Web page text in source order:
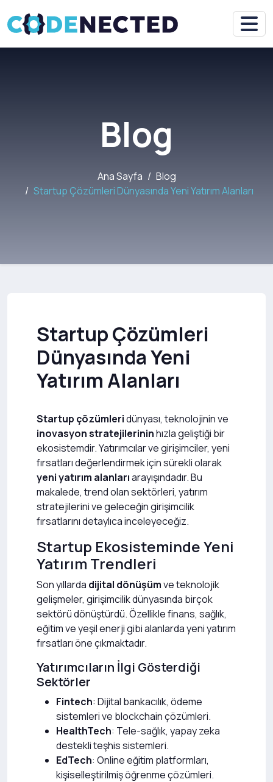
Blog
Ana Sayfa
Blog
Startup Çözümleri Dünyasında Yeni Yatırım Alanları
Startup Çözümleri
Dünyasında Yeni
Yatırım Alanları
Startup çözümleridünyası, teknolojinin ve
inovasyon stratejilerininhızla geliştiği bir
ekosistemdir. Yatırımcılar ve girişimciler, yeni
fırsatları değerlendirmek için sürekli olarak
yeni yatırım alanlarıarayışındadır. Bu
makalede, trend olan sektörleri, yatırım
stratejilerini ve geleceğin girişimcilik
fırsatlarını detaylıca inceleyeceğiz.
Startup Ekosisteminde Yeni
Yatırım Trendleri
Son yıllarda dijital dönüşümve teknolojik
gelişmeler, girişimcilik dünyasında birçok
sektörü dönüştürdü. Özellikle finans, sağlık,
eğitim ve yeşil enerji gibi alanlarda yeni yatırım
fırsatları öne çıkmaktadır.
Yatırımcıların İlgi Gösterdiği
Sektörler
Fintech: Dijital bankacılık, ödeme
sistemleri ve blockchain çözümleri.
HealthTech: Tele-sağlık, yapay zeka
destekli teşhis sistemleri.
EdTech: Online eğitim platformları,
kişiselleştirilmiş öğrenme çözümleri.